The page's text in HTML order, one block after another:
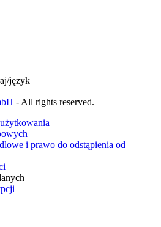
język
- All rights reserved.
i prawo do odstąpienia od